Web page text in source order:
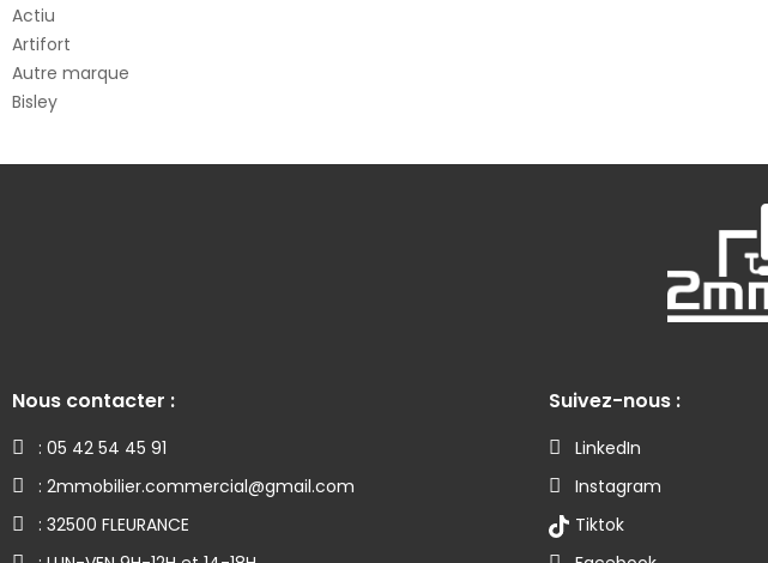
Actiu
Artifort
Autre marque
Bisley
Nous contacter :
: 05 42 54 45 91
: 2mmobilier.commercial@gmail.com
: 32500 FLEURANCE
Suivez-nous :
LinkedIn
Instagram
Tiktok